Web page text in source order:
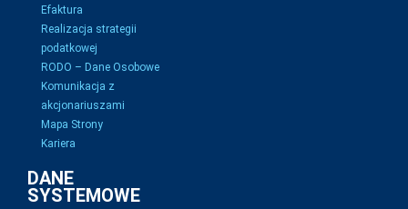
Efaktura
Realizacja strategii
podatkowej
RODO – Dane Osobowe
Komunikacja z
akcjonariuszami
Mapa Strony
Kariera
DANE
SYSTEMOWE